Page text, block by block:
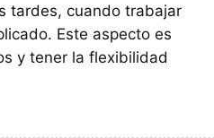
tardes, cuando trabajar
Este aspecto es
y tener la flexibilidad